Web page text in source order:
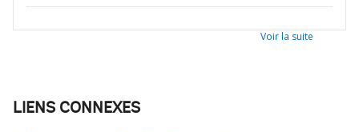
Voir la suite
LIENS CONNEXES